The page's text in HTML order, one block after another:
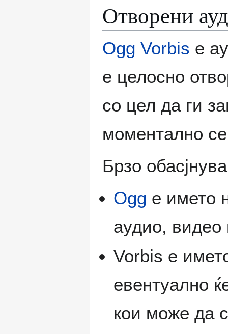
Отворени
Ogg Vorbis е
е целосно
со цел да ги
моментално
Брзо
Ogg е името
аудио, видео
Vorbis е
евентуално
кои може да